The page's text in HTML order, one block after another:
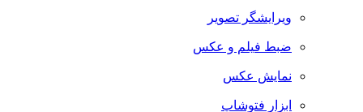
ویرایشگر تصویر
ضبط فيلم و عكس
نمایش عکس
ابزار فتوشاپ